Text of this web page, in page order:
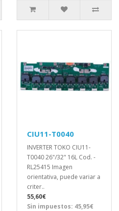
CIU11-T0040
INVERTER TOKO CIU11-
T0040 26"/32" 16L Cod. -
RL25415 Imagen
orientativa, puede variar a
criter..
55,60€
Sin impuestos: 45,95€